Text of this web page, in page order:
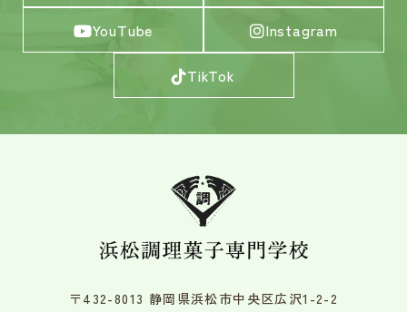
YouTube Instagram
TikTok
〒432-8013 静岡県浜松市中央区広沢1-2-2